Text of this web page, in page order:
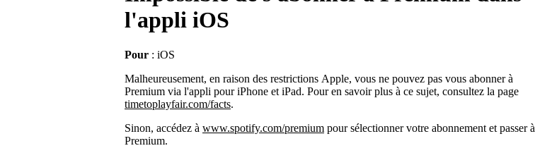
l'appli iOS
Pour : iOS
Malheureusement, en raison des restrictions Apple, vous ne pouvez pas vous abonner à
Premium via l'appli pour iPhone et iPad. Pour en savoir plus à ce sujet, consultez la page
timetoplayfair.com/facts.
Sinon, accédez à www.spotify.com/premium pour sélectionner votre abonnement et passer à
Premium.